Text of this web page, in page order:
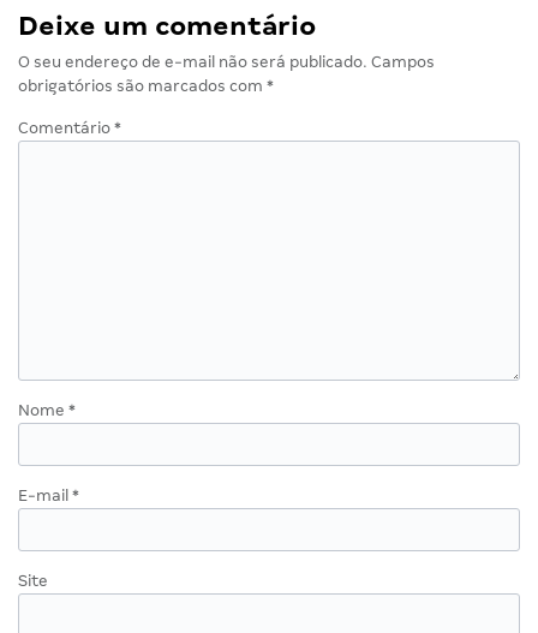
Deixe um comentário
O seu endereço de e-mail não será publicado. Campos
obrigatórios são marcados com *
Comentário *
Nome *
E-mail *
Site